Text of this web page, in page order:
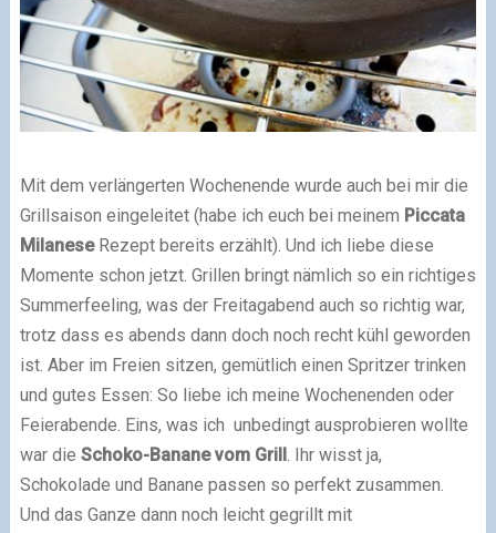
Mit dem verlängerten Wochenende wurde auch bei mir die
Grillsaison eingeleitet (habe ich euch bei meinem Piccata
MilaneseRezept bereits erzählt). Und ich liebe diese
Momente schon jetzt. Grillen bringt nämlich so ein richtiges
Summerfeeling, was der Freitagabend auch so richtig war,
trotz dass es abends dann doch noch recht kühl geworden
ist. Aber im Freien sitzen, gemütlich einen Spritzer trinken
und gutes Essen: So liebe ich meine Wochenenden oder
Feierabende. Eins, was ich unbedingt ausprobieren wollte
war die Schoko-Banane vom Grill . Ihr wisst ja,
Schokolade und Banane passen so perfekt zusammen.
Und das Ganze dann noch leicht gegrillt mit